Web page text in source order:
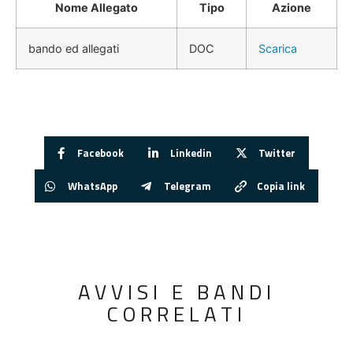
Nome Allegato Tipo Azione
bando ed allegati DOC Scarica
Facebook Linkedin Twitter
WhatsApp Telegram Copia link
AVVISI E BANDI
CORRELATI